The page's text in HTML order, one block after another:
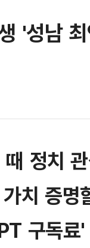
'성남
정치
치 증명
구독료